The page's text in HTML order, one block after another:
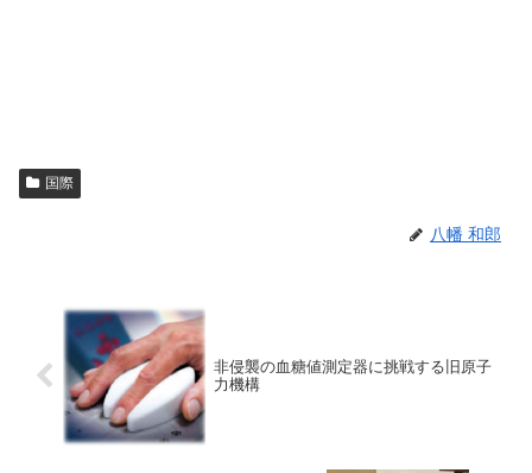
国際
八幡 和郎
非侵襲の血糖値測定器に挑戦する旧原子
力機構